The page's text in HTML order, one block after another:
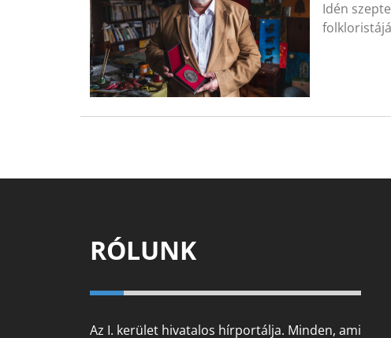
Idén
RÓLUNK
Az I. kerület hivatalos hírportálja. Minden, ami